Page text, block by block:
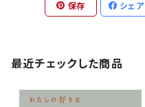
保存 シェア
最近チェックした商品